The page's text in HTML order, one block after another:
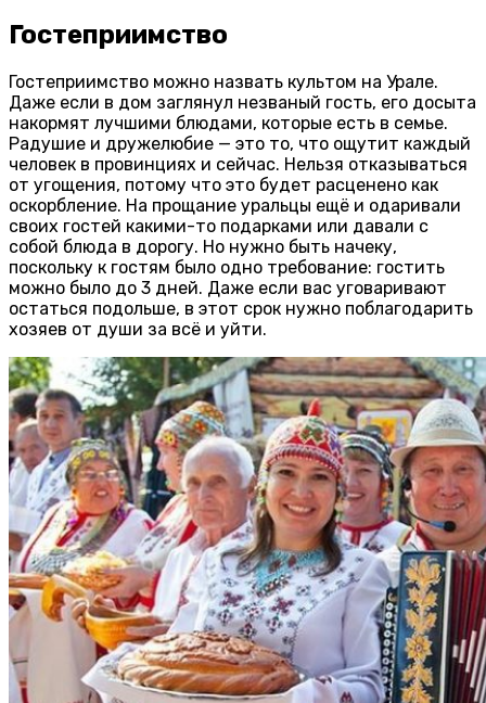
Гостеприимство
Гостеприимство можно назвать культом на Урале.
Даже если в дом заглянул незваный гость, его досыта
накормят лучшими блюдами, которые есть в семье.
Радушие и дружелюбие — это то, что ощутит каждый
человек в провинциях и сейчас. Нельзя отказываться
от угощения, потому что это будет расценено как
оскорбление. На прощание уральцы ещё и одаривали
своих гостей какими-то подарками или давали с
собой блюда в дорогу. Но нужно быть начеку,
поскольку к гостям было одно требование: гостить
можно было до 3 дней. Даже если вас уговаривают
остаться подольше, в этот срок нужно поблагодарить
хозяев от души за всё и уйти.